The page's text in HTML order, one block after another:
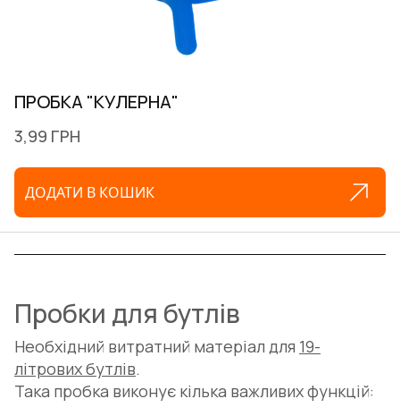
ПРОБКА "КУЛЕРНА"
3,99 ГРН
ДОДАТИ В КОШИК
Пробки для бутлів
Необхідний витратний матеріал для 19-
літрових бутлів.
Така пробка виконує кілька важливих функцій: